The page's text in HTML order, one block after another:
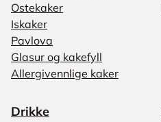
Ostekaker
Iskaker
Pavlova
Glasur og kakefyll
Allergivennlige kaker
Drikke